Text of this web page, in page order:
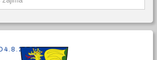
4.8.2026